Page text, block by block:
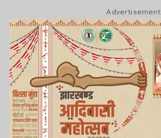
Advertisement